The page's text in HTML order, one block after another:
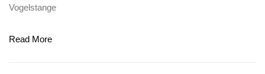
Vogelstange
Read More